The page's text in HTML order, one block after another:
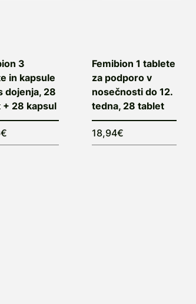
3
in kapsule
dojenja, 28
+ 28 kapsul
Femibion 1 tablete
za podporo v
nosečnosti do 12.
tedna, 28 tablet
18,94€